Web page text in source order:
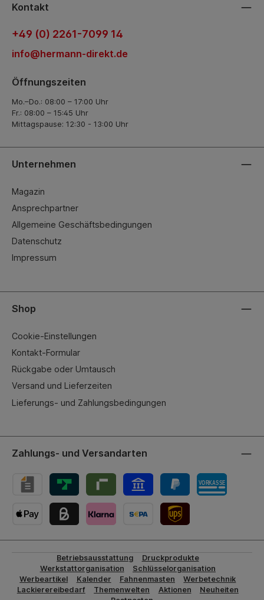
Kontakt
+49 (0) 2261-7099 14
info@hermann-direkt.de
Öffnungszeiten
Mo.–Do.: 08:00 – 17:00 Uhr
Fr.: 08:00 – 15:45 Uhr
Mittagspause: 12:30 - 13:00 Uhr
Unternehmen
Magazin
Ansprechpartner
Allgemeine Geschäftsbedingungen
Datenschutz
Impressum
Shop
Cookie-Einstellungen
Kontakt-Formular
Rückgabe oder Umtausch
Versand und Lieferzeiten
Lieferungs- und Zahlungsbedingungen
Zahlungs- und Versandarten
Betriebsausstattung
Druckprodukte
Werkstattorganisation
Schlüsselorganisation
Werbeartikel
Kalender Fahnenmasten
Werbetechnik
Lackierereibedarf
Themenwelten Aktionen
Neuheiten